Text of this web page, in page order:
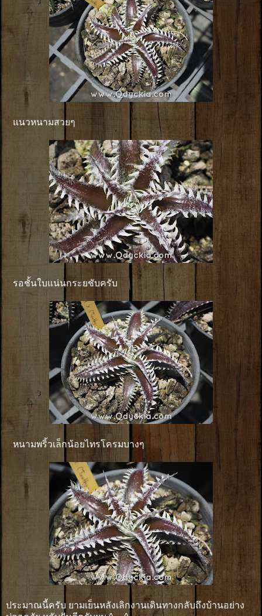
แนวหนามสวยๆ
รอชั้นใบแน่นกระยชับครับ
หนามพริ้วเล็กน้อยไทรโครมบางๆ
ประมาณนี้ครับ ยามเย็นหลังเลิกงานเดินทางกลับถึงบ้านอย่าง